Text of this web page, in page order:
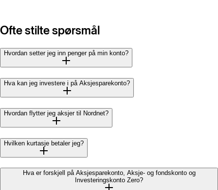
Ofte stilte spørsmål
Hvordan setter jeg inn penger på min konto?
Hva kan jeg investere i på Aksjesparekonto?
Hvordan flytter jeg aksjer til Nordnet?
Hvilken kurtasje betaler jeg?
Hva er forskjell på Aksjesparekonto, Aksje- og fondskonto og
Investeringskonto Zero?